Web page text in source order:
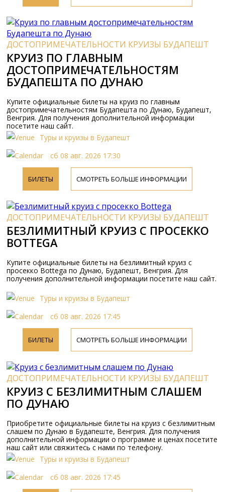
ДОСТОПРИМЕЧАТЕЛЬНОСТИ КРУИЗЫ БУДАПЕШТ
КРУИЗ ПО ГЛАВНЫМ
ДОСТОПРИМЕЧАТЕЛЬНОСТЯМ
БУДАПЕШТА ПО ДУНАЮ
Купите официальные билеты на круиз по главным
достопримечательностям Будапешта по Дунаю, Будапешт,
Венгрия. Для получения дополнительной информации
посетите наш сайт.
Туры и круизы в Будапешт
сб 08 авг. 2026 17:30
БИЛЕТЫ СМОТРЕТЬ БОЛЬШЕ ИНФОРМАЦИИ
ДОСТОПРИМЕЧАТЕЛЬНОСТИ КРУИЗЫ БУДАПЕШТ
БЕЗЛИМИТНЫЙ КРУИЗ С ПРОСЕККО
BOTTEGA
Купите официальные билеты на безлимитный круиз с
просекко Bottega по Дунаю, Будапешт, Венгрия. Для
получения дополнительной информации посетите наш сайт.
Туры и круизы в Будапешт
сб 08 авг. 2026 17:45
БИЛЕТЫ СМОТРЕТЬ БОЛЬШЕ ИНФОРМАЦИИ
ДОСТОПРИМЕЧАТЕЛЬНОСТИ КРУИЗЫ БУДАПЕШТ
КРУИЗ С БЕЗЛИМИТНЫМ СЛАШЕМ
ПО ДУНАЮ
Приобретите официальные билеты на круиз с безлимитным
слашем по Дунаю в Будапеште, Венгрия. Для получения
дополнительной информации о программе и ценах посетите
наш сайт или свяжитесь с нами по телефону.
Туры и круизы в Будапешт
сб 08 авг. 2026 17:45